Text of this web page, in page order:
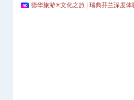
德华旅游✳文化之旅 | 瑞典芬兰深度